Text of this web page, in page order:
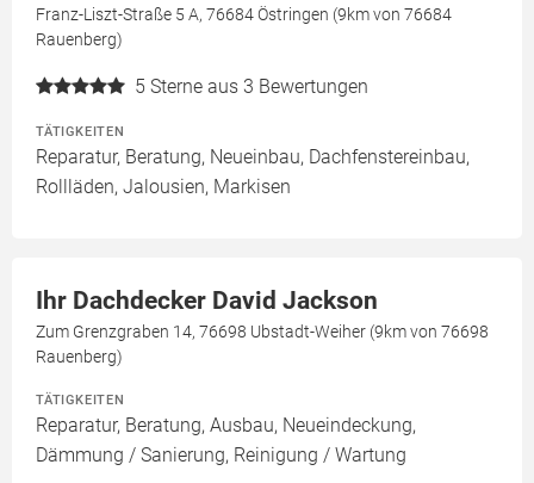
Franz-Liszt-Straße 5 A, 76684 Östringen (9km von 76684
Rauenberg)
5 Sterne aus 3 Bewertungen
TÄTIGKEITEN
Reparatur, Beratung, Neueinbau, Dachfenstereinbau,
Rollläden, Jalousien, Markisen
Ihr Dachdecker David Jackson
Zum Grenzgraben 14, 76698 Ubstadt-Weiher (9km von 76698
Rauenberg)
TÄTIGKEITEN
Reparatur, Beratung, Ausbau, Neueindeckung,
Dämmung / Sanierung, Reinigung / Wartung